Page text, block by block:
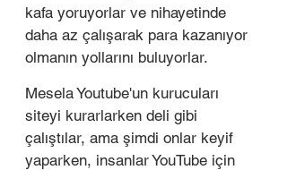
kafa yoruyorlar ve nihayetinde
daha az çalışarak para kazanıyor
olmanın yollarını buluyorlar.
Mesela Youtube'un kurucuları
siteyi kurarlarken deli gibi
çalıştılar, ama şimdi onlar keyif
yaparken, insanlar YouTube için